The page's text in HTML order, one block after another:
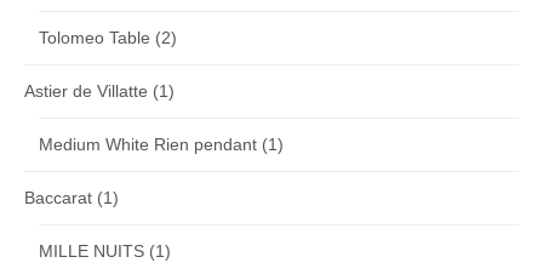
Tolomeo Table (2)
Astier de Villatte (1)
Medium White Rien pendant (1)
Baccarat (1)
MILLE NUITS (1)